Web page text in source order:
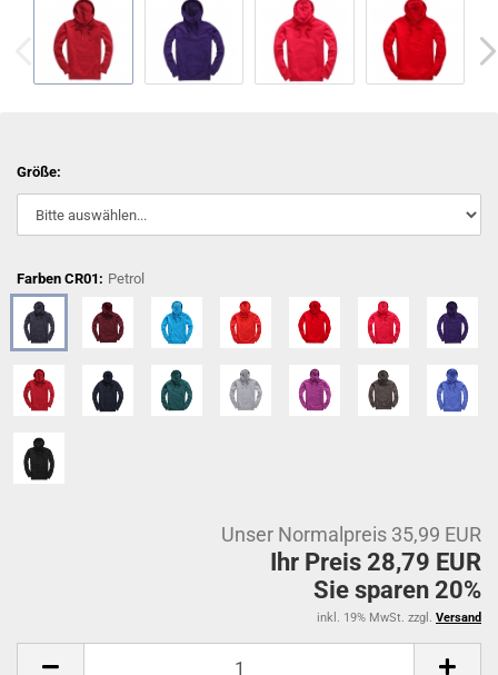
Größe:
Farben CR01: Petrol
Unser Normalpreis 35,99 EUR
Ihr Preis 28,79 EUR
Sie sparen 20%
inkl. 19% MwSt. zzgl. Versand